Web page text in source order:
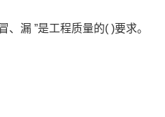
、漏 ”是工程质量的( )要求。